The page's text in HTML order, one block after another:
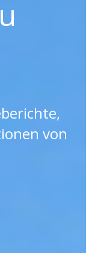
von